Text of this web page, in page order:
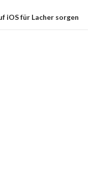
iOS für Lacher sorgen